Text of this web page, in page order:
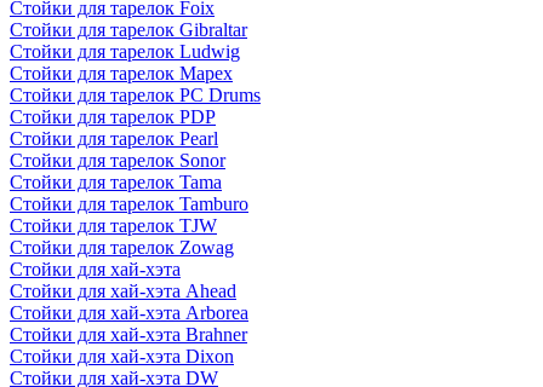
Стойки для тарелок Foix
Стойки для тарелок Gibraltar
Стойки для тарелок Ludwig
Стойки для тарелок Mapex
Стойки для тарелок PC Drums
Стойки для тарелок PDP
Стойки для тарелок Pearl
Стойки для тарелок Sonor
Стойки для тарелок Tama
Стойки для тарелок Tamburo
Стойки для тарелок TJW
Стойки для тарелок Zowag
Стойки для хай-хэта
Стойки для хай-хэта Ahead
Стойки для хай-хэта Arborea
Стойки для хай-хэта Brahner
Стойки для хай-хэта Dixon
Стойки для хай-хэта DW